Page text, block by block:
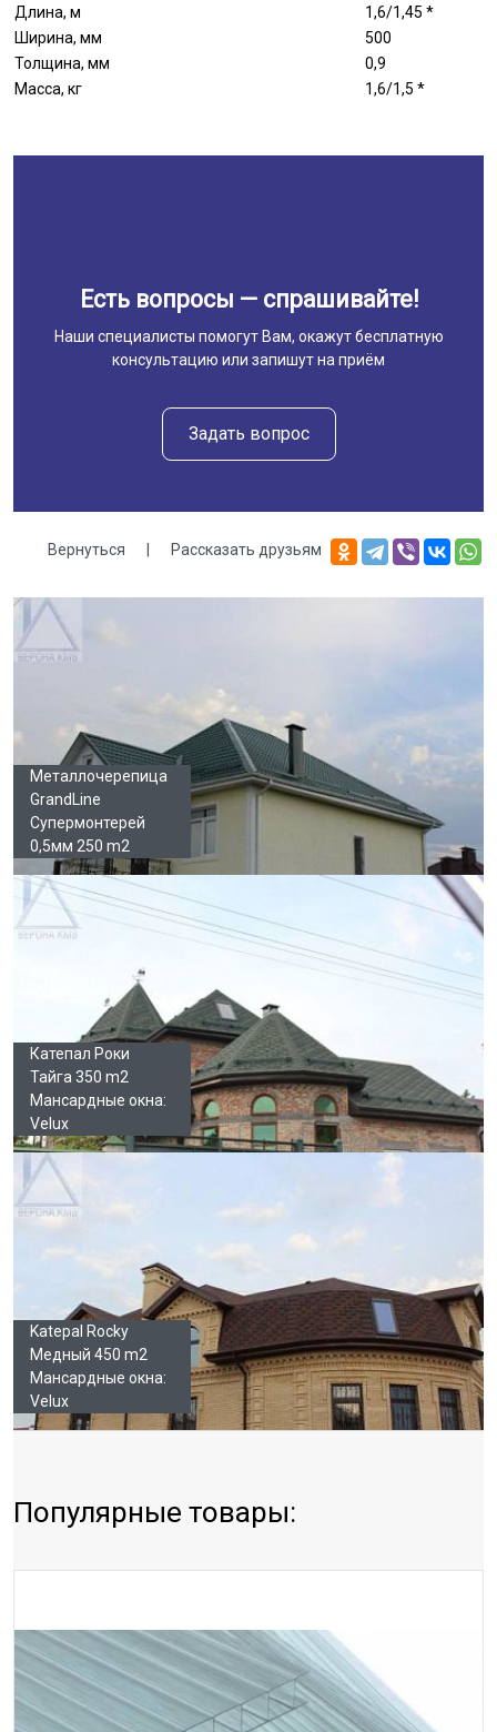
Длина, м
1,6/1,45 *
Ширина, мм
500
Толщина, мм
0,9
Масса, кг
1,6/1,5 *
Есть вопросы — спрашивайте!
Наши специалисты помогут Вам, окажут бесплатную
консультацию или запишут на приём
Задать вопрос
Вернуться | Рассказать друзьям
Галерея
Металлочерепица
GrandLine
Супермонтерей
0,5мм 250 m2
Катепал Роки
Тайга 350 m2
Мансардные окна:
Velux
Katepal Rocky
Медный 450 m2
Мансардные окна:
Velux
Популярные товары: